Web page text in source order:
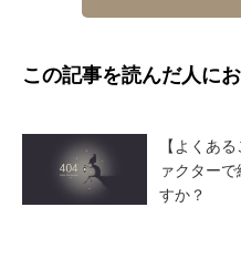
この記事を読んだ人に
【よくあ
ァクター
すか？